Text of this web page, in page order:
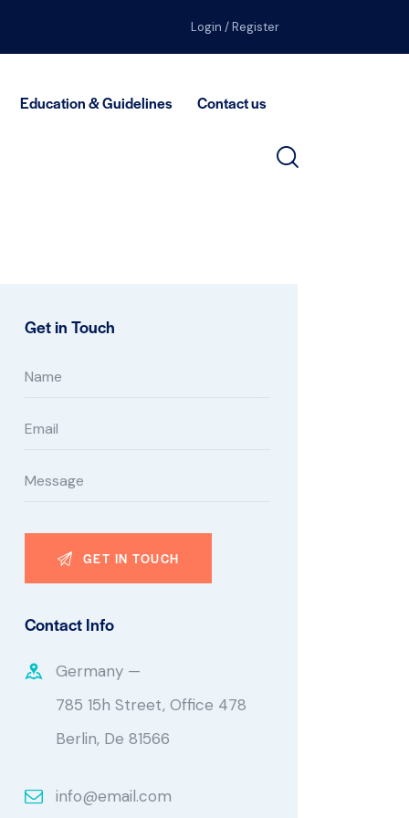
Login / Register
Education & Guidelines Contact us
Get in Touch
Contact Info
Germany —
785 15h Street, Office 478
Berlin, De 81566
info@email.com